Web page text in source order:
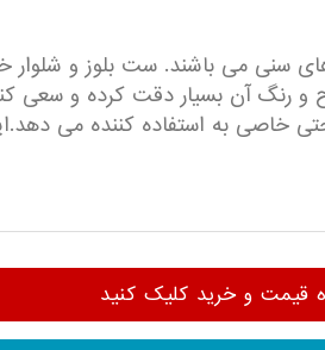
سنی می باشند. ست بلوز و
طرح و رنگ آن بسیار دقت کرده و
خاصی به استفاده کننده می
و خرید کلیک کنید